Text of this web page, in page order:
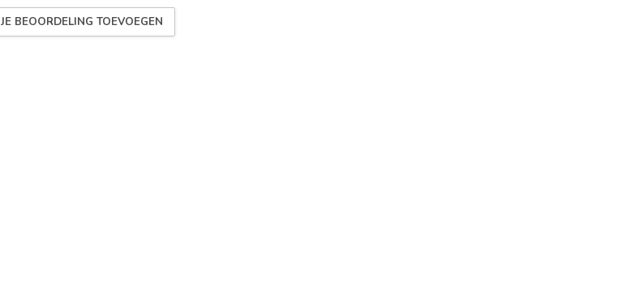
JE BEOORDELING TOEVOEGEN